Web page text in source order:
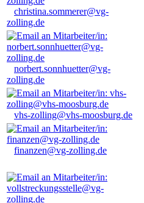
christina.sommerer@vg-
zolling.de
norbert.sonnhuetter@vg-
zolling.de
vhs-zolling@vhs-moosburg.de
finanzen@vg-zolling.de